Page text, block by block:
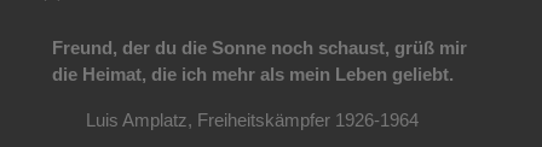
Freund, der du die Sonne noch schaust, grüß mir
die Heimat, die ich mehr als mein Leben geliebt.
Luis Amplatz, Freiheitskämpfer 1926-1964